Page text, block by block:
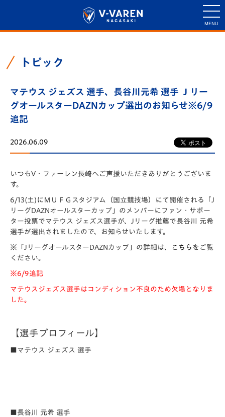
トピック
マテウス ジェズス 選手、長谷川元希 選手 Ｊリー
グオールスターDAZNカップ選出のお知らせ※6/9
追記
2026.06.09
いつもV・ファーレン長崎へご声援いただきありがとうございま
す。
6/13(土)にＭＵＦＧスタジアム（国立競技場）にて開催される「J
リーグDAZNオールスターカップ」のメンバーにファン・サポー
ター投票でマテウス ジェズス選手が、Jリーグ推薦で長谷川 元希
選手が選出されましたので、お知らせいたします。
※「JリーグオールスターDAZNカップ」の詳細は、 こちら をご覧
ください。
※6/9追記
マテウスジェズス選手はコンディション不良のため欠場となりま
した。
【選手プロフィール】
■マテウス ジェズス 選手
■長谷川 元希 選手